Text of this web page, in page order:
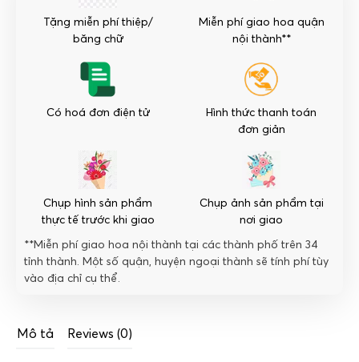
trắng
lượng
Tặng miễn phí thiệp/
băng chữ
Miễn phí giao hoa quận
nội thành**
Có hoá đơn điện tử
Hình thức thanh toán
đơn giản
Chụp hình sản phẩm
thực tế trước khi giao
Chụp ảnh sản phẩm tại
nơi giao
**Miễn phí giao hoa nội thành tại các thành phố trên 34
tỉnh thành. Một số quận, huyện ngoại thành sẽ tính phí tùy
vào địa chỉ cụ thể.
Mô tả Reviews (0)